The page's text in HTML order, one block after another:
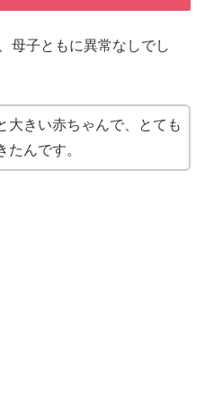
母子ともに異常なしでし
大きい赤ちゃんで、とても
たんです。